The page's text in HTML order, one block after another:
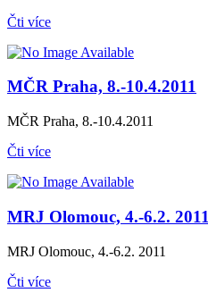
Čti více
MČR Praha, 8.-10.4.2011
MČR Praha, 8.-10.4.2011
Čti více
MRJ Olomouc, 4.-6.2. 2011
MRJ Olomouc, 4.-6.2. 2011
Čti více